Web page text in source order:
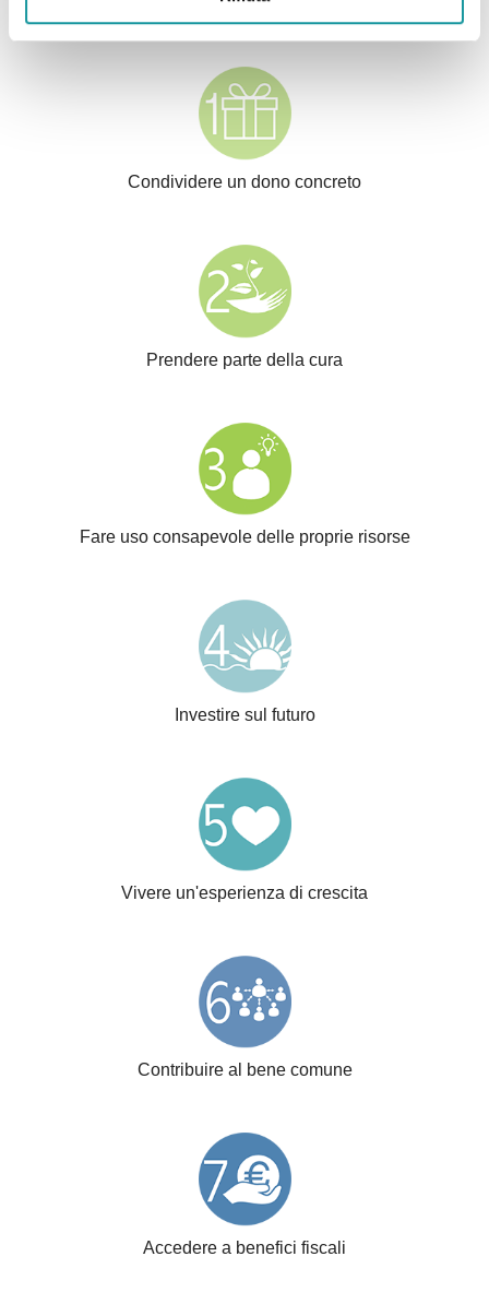
Condividere un dono concreto
Prendere parte della cura
Fare uso consapevole delle proprie risorse
Investire sul futuro
Vivere un'esperienza di crescita
Contribuire al bene comune
Accedere a benefici fiscali